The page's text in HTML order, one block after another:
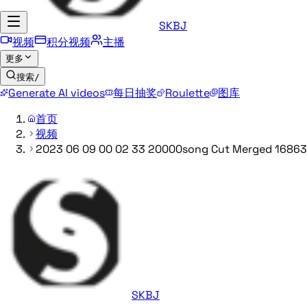
SKBJ
视频
积分视频 主播
更多
搜索/
Generate AI videos 每日抽奖 Roulette
图库
首页
视频
2023 06 09 00 02 33 20000song Cut Merged
SKBJ